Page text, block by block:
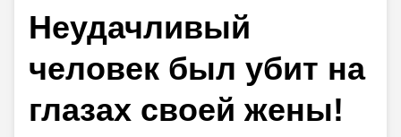
Неудачливый
человек был убит на
глазах своей жены!